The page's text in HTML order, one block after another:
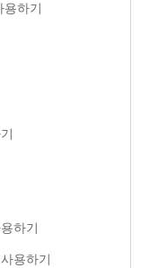
용하기
하기
용하기